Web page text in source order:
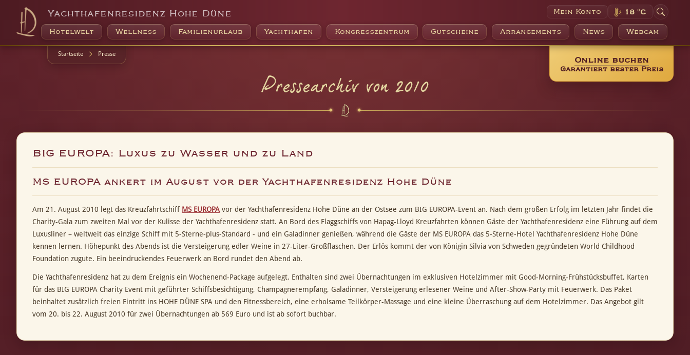
Yachthafenresidenz Hohe Düne
Hotelwelt Wellness Familienurlaub Yachthafen Kongresszentrum Gutscheine Arrangements News Webcam
Mein Konto 18 °C
Online buchen
Garantiert bester Preis
Startseite Presse
Pressearchiv von 2010
BIG EUROPA: Luxus zu Wasser und zu Land
MS EUROPA ankert im August vor der Yachthafenresidenz Hohe Düne
Am 21. August 2010 legt das Kreuzfahrtschiff MS EUROPA vor der Yachthafenresidenz Hohe Düne an der Ostsee zum BIG EUROPA-Event an. Nach dem großen Erfolg im letzten Jahr findet die
Charity-Gala zum zweiten Mal vor der Kulisse der Yachthafenresidenz statt. An Bord des Flaggschiffs von Hapag-Lloyd Kreuzfahrten können Gäste der Yachthafenresidenz eine Führung auf dem
Luxusliner – weltweit das einzige Schiff mit 5-Sterne-plus-Standard - und ein Galadinner genießen, während die Gäste der MS EUROPA das 5-Sterne-Hotel Yachthafenresidenz Hohe Düne
kennen lernen. Höhepunkt des Abends ist die Versteigerung edler Weine in 27-Liter-Großflaschen. Der Erlös kommt der von Königin Silvia von Schweden gegründeten World Childhood
Foundation zugute. Ein beeindruckendes Feuerwerk an Bord rundet den Abend ab.
Die Yachthafenresidenz hat zu dem Ereignis ein Wochenend-Package aufgelegt. Enthalten sind zwei Übernachtungen im exklusiven Hotelzimmer mit Good-Morning-Frühstücksbuffet, Karten
für das BIG EUROPA Charity Event mit geführter Schiffsbesichtigung, Champagnerempfang, Galadinner, Versteigerung erlesener Weine und After-Show-Party mit Feuerwerk. Das Paket
beinhaltet zusätzlich freien Eintritt ins HOHE DÜNE SPA und den Fitnessbereich, eine erholsame Teilkörper-Massage und eine kleine Überraschung auf dem Hotelzimmer. Das Angebot gilt
vom 20. bis 22. August 2010 für zwei Übernachtungen ab 569 Euro und ist ab sofort buchbar.